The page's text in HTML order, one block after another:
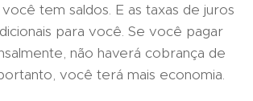
tem saldos. E as taxas de juros
para você. Se você pagar
não haverá cobrança de
você terá mais economia.